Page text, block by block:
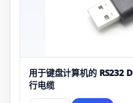
用于键盘计算机的 RS232
行电缆